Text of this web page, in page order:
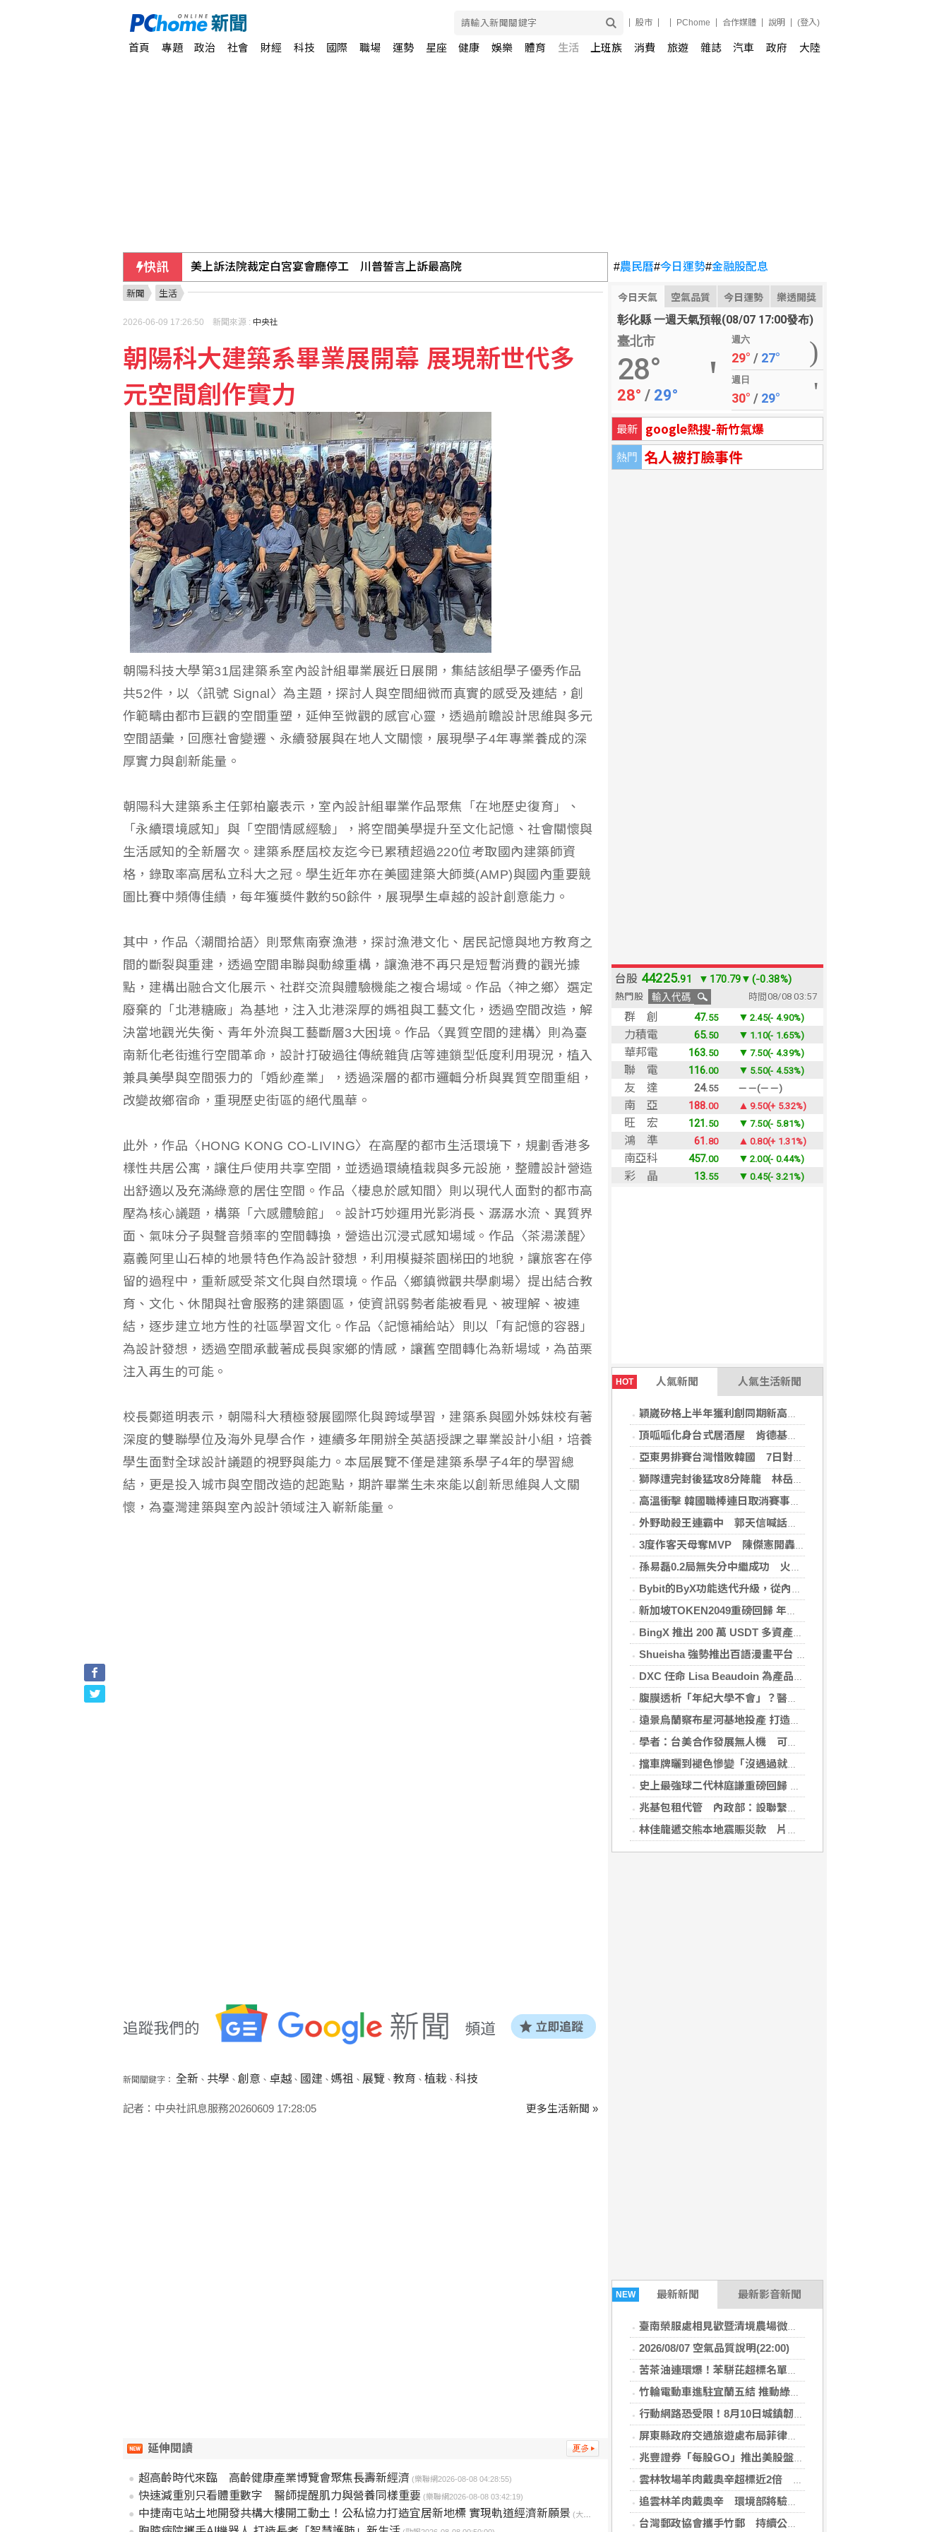
股市 PChome 合作媒體 說明 (登入)
首頁 專題 政治 社會 財經 科技 國際 職場 運勢 星座 健康 娛樂 體育 生活 上班族 消費 旅遊 雜誌 汽車 政府 大陸
快訊 美上訴法院裁定白宮宴會廳停工 川普誓言上訴最高院 #農民曆#今日運勢#金融股配息
今日天氣 空氣品質 今日運勢 樂透開獎
彰化縣 一週天氣預報(08/07 17:00發布)
臺北市
28°
28° / 29°
週六
29° / 27°
週日
30° / 29°
最新 google熱搜-新竹氣爆
熱門 名人被打臉事件
HOT 人氣新聞 人氣生活新聞
穎崴矽格上半年獲利創同期新高 AI先進製程需求帶動
頂呱呱化身台式居酒屋 肯德基聯名EVA攻漫迷
亞東男排賽台灣惜敗韓國 7日對戰日本拚4強
獅隊遭完封後猛攻8分降龍 林岳平：總是要發揮
高溫衝擊 韓國職棒連日取消賽事、11日起晚間7時開打
外野助殺王連霸中 郭天信喊話挑戰生涯百助殺
3度作客天母奪MVP 陳傑憲開轟擊退雙殺心魔
孫易磊0.2局無失分中繼成功 火腿擊敗軟銀
Bybit的ByX功能迭代升級，從內容平台全面進化為社交交易樞紐，新增多項特色功能
新加坡TOKEN2049重磅回歸 年度行業頂級盛會再度啟幕
BingX 推出 200 萬 USDT 多資產交易活動，聚焦當前最受關注的市場趨勢
Shueisha 強勢推出百語漫畫平台 MANGA MILLION 大舉進軍全球市場
DXC 任命 Lisa Beaudoin 為產品總監，以加速產品導向型增長
腹膜透析「年紀大學不會」？醫：年齡並非限制 評估還要看3面向
遠景烏蘭察布星河基地投產 打造吉瓦級AI基礎設施新模式
學者：台美合作發展無人機 可降對中依賴強化嚇阻
擋車牌曬到褪色慘變「沒遇過就好了」！崔始源親朝聖崩潰喊：記得常換照片
史上最強球二代林庭謙重磅回歸 林庭謙可否取代雙林成為戰神吸鈔機?
兆基包租代管 內政部：設聯繫諮詢窗口統一受理
林佳龍遞交熊本地震賑災款 片山和之：患難見真情
NEW 最新新聞 最新影音新聞
臺南榮服處相見歡暨清境農場微旅行 幸福小榮眷圓滿築夢
2026/08/07 空氣品質說明(22:00)
苦茶油連環爆！苯駢芘超標名單再增2款 官方急令全面下架
竹輪電動車進駐宜蘭五結 推動綠能永續及高齡關懷
行動網路恐受限！8月10日城鎮韌性演習 北港警籲民眾快準備
屏東縣政府交通旅遊處布局菲律賓觀光市場 拜會航空公司與旅遊巨頭共拓國際客源
兆豐證券「每股GO」推出美股盤前交易 下午4點搶先布局
雲林牧場羊肉戴奧辛超標近2倍 問題羊全數撲殺、環境部追查牧草來源
追雲林羊肉戴奧辛 環境部將驗牧草生長處環境介質
台灣郵政協會攜手竹郵 持續公益關懷暨改善獨居長者居住環境傳遞溫暖愛心
新聞 生活
2026-06-09 17:26:50 新聞來源 : 中央社
朝陽科大建築系畢業展開幕 展現新世代多
元空間創作實力
朝陽科技大學第31屆建築系室內設計組畢業展近日展開，集結該組學子優秀作品
共52件，以〈訊號 Signal〉為主題，探討人與空間細微而真實的感受及連結，創
作範疇由都市巨觀的空間重塑，延伸至微觀的感官心靈，透過前瞻設計思維與多元
空間語彙，回應社會變遷、永續發展與在地人文關懷，展現學子4年專業養成的深
厚實力與創新能量。
朝陽科大建築系主任郭柏巖表示，室內設計組畢業作品聚焦「在地歷史復育」、
「永續環境感知」與「空間情感經驗」，將空間美學提升至文化記憶、社會關懷與
生活感知的全新層次。建築系歷屆校友迄今已累積超過220位考取國內建築師資
格，錄取率高居私立科大之冠。學生近年亦在美國建築大師獎(AMP)與國內重要競
圖比賽中頻傳佳績，每年獲獎件數約50餘件，展現學生卓越的設計創意能力。
其中，作品〈潮間拾語〉則聚焦南寮漁港，探討漁港文化、居民記憶與地方教育之
間的斷裂與重建，透過空間串聯與動線重構，讓漁港不再只是短暫消費的觀光據
點，建構出融合文化展示、社群交流與體驗機能之複合場域。作品〈神之鄉〉選定
廢棄的「北港糖廠」為基地，注入北港深厚的媽祖與工藝文化，透過空間改造，解
決當地觀光失衡、青年外流與工藝斷層3大困境。作品〈異質空間的建構〉則為臺
南新化老街進行空間革命，設計打破過往傳統雜貨店等連鎖型低度利用現況，植入
兼具美學與空間張力的「婚紗產業」，透過深層的都市邏輯分析與異質空間重組，
改變故鄉宿命，重現歷史街區的絕代風華。
此外，作品〈HONG KONG CO-LIVING〉在高壓的都市生活環境下，規劃香港多
樣性共居公寓，讓住戶使用共享空間，並透過環繞植栽與多元設施，整體設計營造
出舒適以及充滿綠意的居住空間。作品〈棲息於感知間〉則以現代人面對的都市高
壓為核心議題，構築「六感體驗館」。設計巧妙運用光影消長、潺潺水流、異質界
面、氣味分子與聲音頻率的空間轉換，營造出沉浸式感知場域。作品〈茶湯漾醒〉
嘉義阿里山石棹的地景特色作為設計發想，利用模擬茶園梯田的地貌，讓旅客在停
留的過程中，重新感受茶文化與自然環境。作品〈鄉鎮微觀共學劇場〉提出結合教
育、文化、休閒與社會服務的建築園區，使資訊弱勢者能被看見、被理解、被連
結，逐步建立地方性的社區學習文化。作品〈記憶補給站〉則以「有記憶的容器」
為設計發想，透過空間承載著成長與家鄉的情感，讓舊空間轉化為新場域，為苗栗
注入再生的可能。
校長鄭道明表示，朝陽科大積極發展國際化與跨域學習，建築系與國外姊妹校有著
深度的雙聯學位及海外見學合作，連續多年開辦全英語授課之畢業設計小組，培養
學生面對全球設計議題的視野與能力。本屆展覽不僅是建築系學子4年的學習總
結，更是投入城市與空間改造的起跑點，期許畢業生未來能以創新思維與人文關
懷，為臺灣建築與室內設計領域注入嶄新能量。
新聞關鍵字： 全新 、 共學 、 創意 、 卓越、 國建 、 媽祖 、 展覽、 教育 、 植栽 、 科技
記者：中央社訊息服務20260609 17:28:05 更多生活新聞 »
延伸閱讀
超高齡時代來臨 高齡健康產業博覽會聚焦長壽新經濟 (樂聯網2026-08-08 04:28:55)
快速減重別只看體重數字 醫師提醒肌力與營養同樣重要 (樂聯網2026-08-08 03:42:19)
中捷南屯站土地開發共構大樓開工動土！公私協力打造宜居新地標 實現軌道經濟新願景 (大成報2026-08-08 02:57:13)